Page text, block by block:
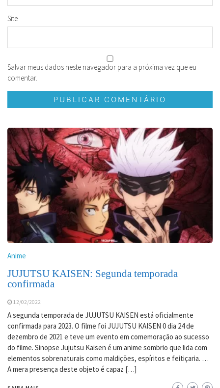
Site
Salvar meus dados neste navegador para a próxima vez que eu
comentar.
Anime
JUJUTSU KAISEN: Segunda temporada
confirmada
12/02/2022
A segunda temporada de JUJUTSU KAISEN está oficialmente
confirmada para 2023. O filme foi JUJUTSU KAISEN 0 dia 24 de
dezembro de 2021 e teve um evento em comemoração ao sucesso
do filme. Sinopse Jujutsu Kaisen é um anime sombrio que lida com
elementos sobrenaturais como maldições, espíritos e feitiçaria. …
A mera presença deste objeto é capaz […]